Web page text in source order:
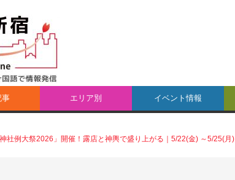
事 エリア別 イベント情報
神社例大祭2026」開催！露店と神輿で盛り上がる｜5/22(金) ～5/25(月)